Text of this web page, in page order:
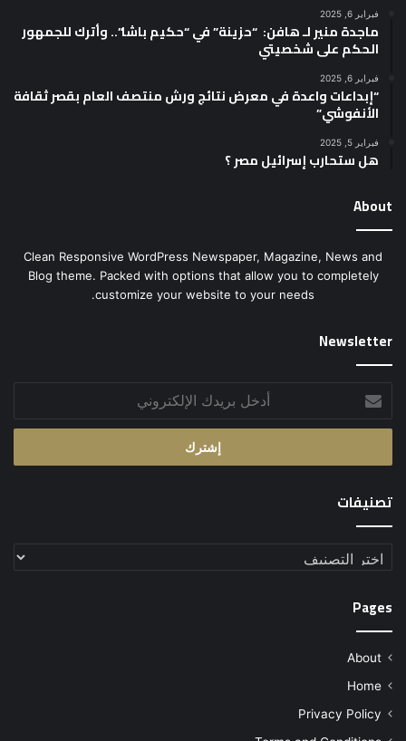
فبراير 6, 2025
ماجدة منير لـ هافن: “حزينة” في “حكيم باشا”.. وأترك للجمهور
الحكم على شخصيتي
فبراير 6, 2025
“إبداعات واعدة في معرض نتائج ورش منتصف العام بقصر ثقافة
الأنفوشي”
فبراير 5, 2025
هل ستحارب إسرائيل مصر ؟
About
Clean Responsive WordPress Newspaper, Magazine, News and
Blog theme. Packed with options that allow you to completely
customize your website to your needs.
Newsletter
بريدك
الإلكتروني
تصنيفات
تصنيفات
Pages
About
Home
Privacy Policy